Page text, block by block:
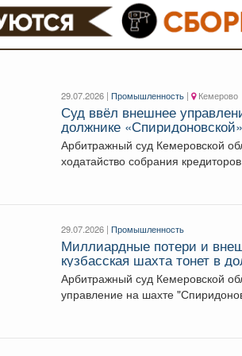
29.07.2026 |Промышленность | Кемерово
Суд ввёл внешнее
должнике «Спиридоновской»
Арбитражный суд Кемеровской
ходатайство собрания
29.07.2026 |Промышленность
Миллиардные потери и
кузбасская шахта тонет в
Арбитражный суд Кемеровской
управление на шахте